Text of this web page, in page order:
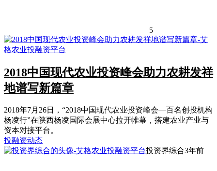
5
2018中国现代农业投资峰会助力农耕发祥
地谱写新篇章
2018年7月26日，“2018中国现代农业投资峰会—百名创投机构
杨凌行”在陕西杨凌国际会展中心拉开帷幕，搭建农业产业与
资本对接平台。
投融资动态
投资界综合3年前